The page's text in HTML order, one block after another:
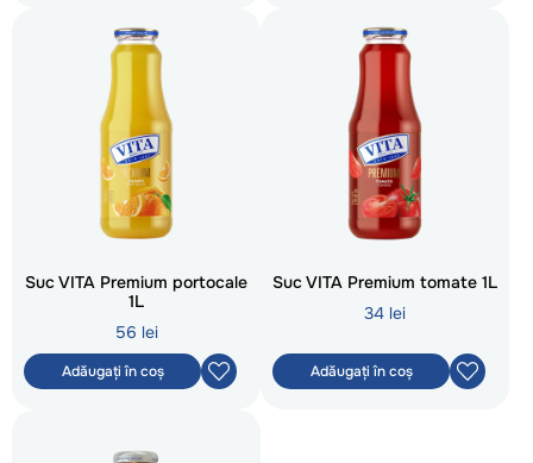
Suc VITA Premium portocale
1L
56 lei
Adăugați în coș
Suc VITA Premium tomate 1L
34 lei
Adăugați în coș